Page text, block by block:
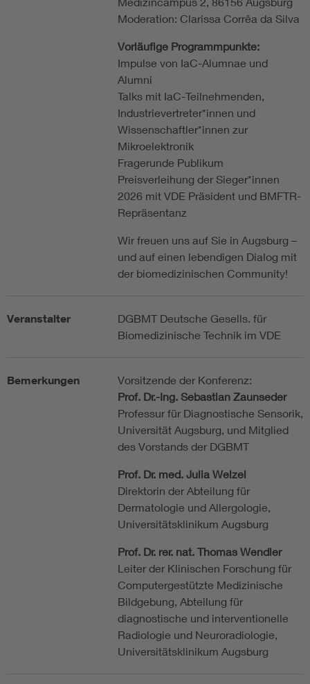
Moderation: Clarissa Corrêa da Silva
Vorläufige Programmpunkte:
Impulse von IaC-Alumnae und
Alumni
Talks mit IaC-Teilnehmenden,
Industrievertreter*innen und
Wissenschaftler*innen zur
Mikroelektronik
Fragerunde Publikum
Preisverleihung der Sieger*innen
2026 mit VDE Präsident und BMFTR-
Repräsentanz
Wir freuen uns auf Sie in Augsburg –
und auf einen lebendigen Dialog mit
der biomedizinischen Community!
Veranstalter
DGBMT Deutsche Gesells. für
Biomedizinische Technik im VDE
Bemerkungen
Vorsitzende der Konferenz:
Prof. Dr.-Ing. Sebastian Zaunseder
Professur für Diagnostische Sensorik,
Universität Augsburg, und Mitglied
des Vorstands der DGBMT
Prof. Dr. med. Julia Welzel
Direktorin der Abteilung für
Dermatologie und Allergologie,
Universitätsklinikum Augsburg
Prof. Dr. rer. nat. Thomas Wendler
Leiter der Klinischen Forschung für
Computergestützte Medizinische
Bildgebung, Abteilung für
diagnostische und interventionelle
Radiologie und Neuroradiologie,
Universitätsklinikum Augsburg